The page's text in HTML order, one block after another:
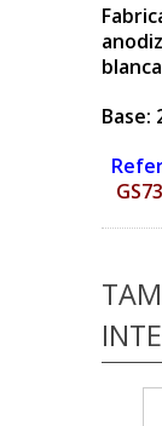
Base: